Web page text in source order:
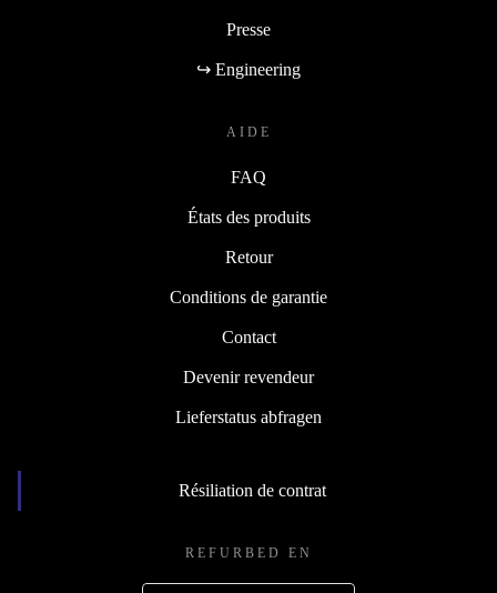
Presse
↪ Engineering
AIDE
FAQ
États des produits
Retour
Conditions de garantie
Contact
Devenir revendeur
Lieferstatus abfragen
Résiliation de contrat
REFURBED EN